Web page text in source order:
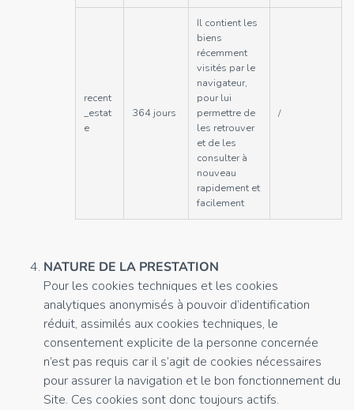
recent
_estat
e
364 jours
Il contient les
biens
récemment
visités par le
navigateur,
pour lui
permettre de
les retrouver
et de les
consulter à
nouveau
rapidement et
facilement
/
NATURE DE LA PRESTATION
Pour les cookies techniques et les cookies
analytiques anonymisés à pouvoir d’identification
réduit, assimilés aux cookies techniques, le
consentement explicite de la personne concernée
n’est pas requis car il s’agit de cookies nécessaires
pour assurer la navigation et le bon fonctionnement du
Site. Ces cookies sont donc toujours actifs.